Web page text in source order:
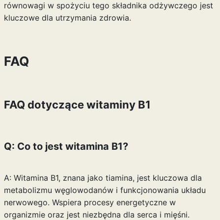
równowagi w spożyciu tego składnika odżywczego jest
kluczowe dla utrzymania zdrowia.
FAQ
FAQ dotyczące witaminy B1
Q: Co to jest witamina B1?
A: Witamina B1, znana jako tiamina, jest kluczowa dla
metabolizmu węglowodanów i funkcjonowania układu
nerwowego. Wspiera procesy energetyczne w
organizmie oraz jest niezbędna dla serca i mięśni.